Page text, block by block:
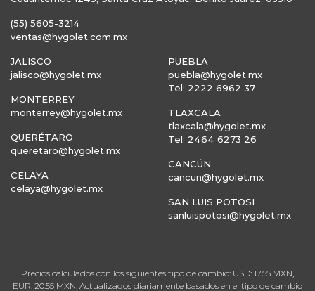
(55) 5605-3214
ventas@hygolet.com.mx
JALISCO
jalisco@hygolet.mx
MONTERREY
monterrey@hygolet.mx
QUERÉTARO
queretaro@hygolet.mx
CELAYA
celaya@hygolet.mx
PUEBLA
puebla@hygolet.mx
Tel: 2222 6962 37
TLAXCALA
tlaxcala@hygolet.mx
Tel: 2464 6273 26
CANCÚN
cancun@hygolet.mx
SAN LUIS POTOSI
sanluispotosi@hygolet.mx
Precios calculados con los siguientes tipo de cambio: USD: 17.55 MXN,
EUR: 20.55 MXN. Actualizados diariamente basados en el tipo de cambio